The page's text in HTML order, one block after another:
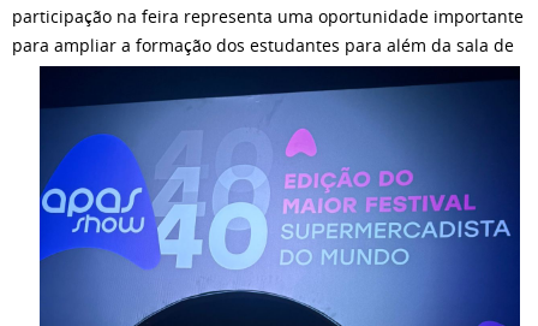
participação na feira representa uma oportunidade importante
para ampliar a formação dos estudantes para além da sala de